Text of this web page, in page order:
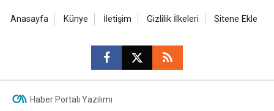
Anasayfa Künye İletişim Gizlilik İlkeleri Sitene Ekle
Haber Portalı Yazılımı